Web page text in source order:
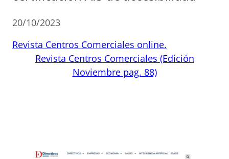
20/10/2023
Revista Centros Comerciales online.
Revista Centros Comerciales (Edición
Noviembre pag. 88)